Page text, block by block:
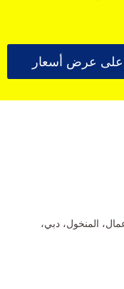
عرض أسعار
برجمان للأعمال، المنخول، دبي،